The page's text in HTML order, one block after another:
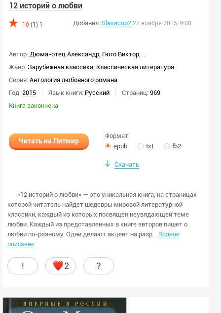
Любой
fb2
html
txt
rtf
docx
m4b
ogg
Текст книги:
По релевантности
12 историй о любви
10 (1) 1 Добавил: Slavacop2 27 ноября 2015, 9:08
Автор: Дюма-отец Александр Гюго Виктор
Жанр: Зарубежная классика Классическая литература
Серия: Антология любовного романа
Год: 2015 Язык книги: Русский Страниц: 969
Книга закончена
Читать на Литмир
Формат:
epub
txt fb2
Скачать
«12 историй о любви» — это уникальная книга, на страницах
которой читатель найдет шедевры мировой литературной
классики, каждый из которых посвящен неувядающей теме
любви. Каждый из представленных в книге авторов пишет о
любви по-разному. Одни делают акцент на разр...
Полное
описание
! 2 ?